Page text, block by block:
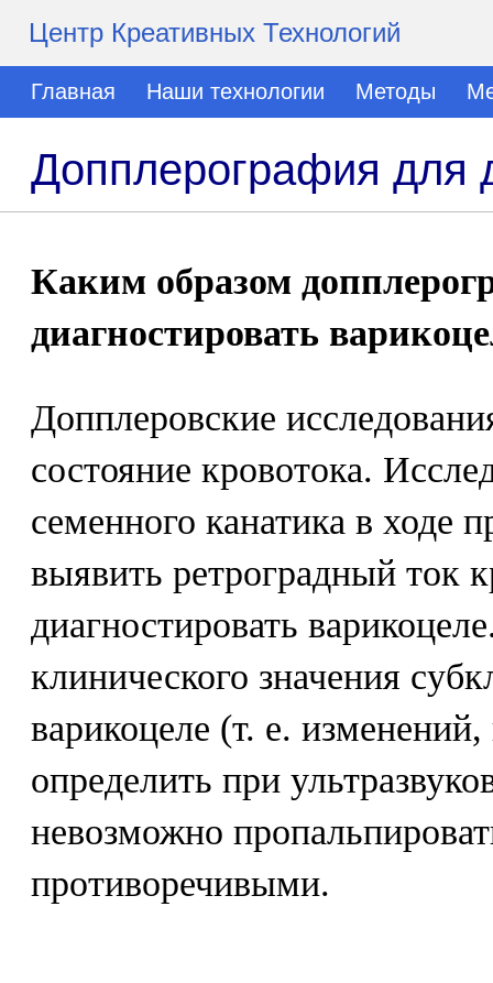
Центр Креативных Технологий
Главная Наши технологии Методы
Допплерография для
Каким образом
диагностировать
Допплеровские
состояние кровотока.
семенного канатика в ходе
выявить ретроградный ток
диагностировать
клинического значения
варикоцеле (т. е.
определить при
невозможно
противоречивыми.